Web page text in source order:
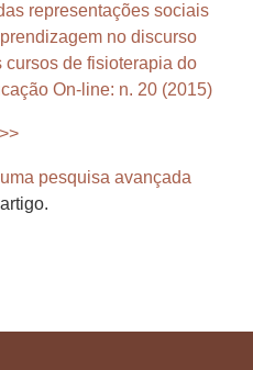
representações sociais
no discurso
de fisioterapia do
On-line: n. 20 (2015)
>>
pesquisa avançada